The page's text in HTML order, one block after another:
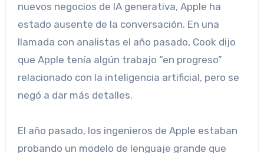
nuevos negocios de IA generativa, Apple ha
estado ausente de la conversación. En una
llamada con analistas el año pasado, Cook dijo
que Apple tenía algún trabajo “en progreso”
relacionado con la inteligencia artificial, pero se
negó a dar más detalles.
El año pasado, los ingenieros de Apple estaban
probando un modelo de lenguaje grande que